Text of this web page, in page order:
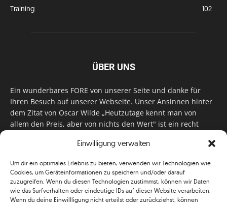
Einwilligung verwalten
Um dir ein optimales Erlebnis zu bieten, verwenden wir Technologien wie
Cookies, um Geräteinformationen zu speichern und/oder darauf
zuzugreifen. Wenn du diesen Technologien zustimmst, können wir Daten
wie das Surfverhalten oder eindeutige IDs auf dieser Website verarbeiten.
Wenn du deine Einwillligung nicht erteilst oder zurückziehst, können
Training
102
ÜBER UNS
Ein wunderbares FORE von unserer Seite und danke für
Ihren Besuch auf unserer Webseite. Unser Ansinnen hinter
dem Zitat von Oscar Wilde „Heutzutage kennt man von
allem den Preis, aber von nichts den Wert" ist ein recht
für Monat unser Bestes, um Sie mit außergewöhnlichen
zu versorgen. Im Magazin, auf unserer Website & auf
unseren Social Media Plattformen! Das verdient im
klassischen Wortsinn nicht nur Anerkennung!